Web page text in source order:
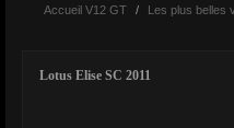
Accueil V12 GT / Les plus belles
Lotus Elise SC 2011